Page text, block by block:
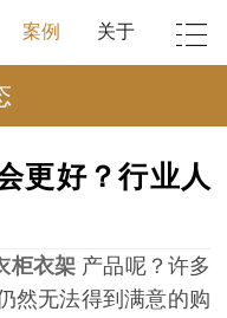
案例 关于
更好？行业人
柜衣架 产品呢？许多
然无法得到满意的购